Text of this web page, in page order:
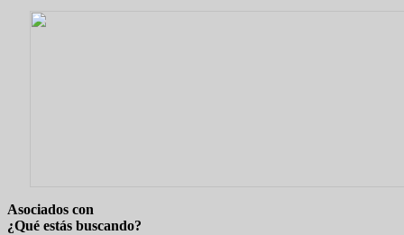
Asociados con
¿Qué estás buscando?